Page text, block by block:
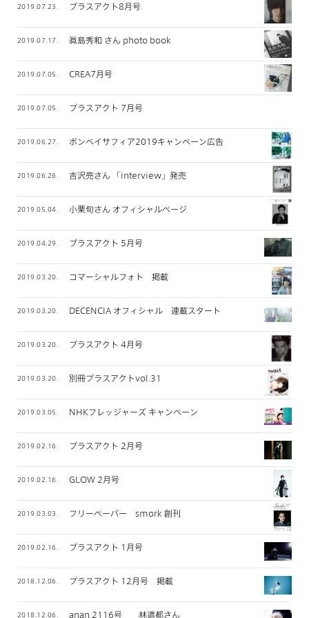
2019.07.23. プラスアクト8月号
2019.07.17. 眞島秀和 さん photo book
2019.07.05. CREA7月号
2019.07.05. プラスアクト 7月号
2019.06.27. ボンベイサフィア2019キャンペーン広告
2019.06.26. 吉沢亮さん 「interview」発売
2019.05.04. 小栗旬さん オフィシャルページ
2019.04.29. プラスアクト 5月号
2019.03.20. コマーシャルフォト 掲載
2019.03.20. DECENCIA オフィシャル 連載スタート
2019.03.20. プラスアクト 4月号
2019.03.20. 別冊プラスアクトvol.31
2019.03.05. NHKフレッジャーズ キャンペーン
2019.02.16. プラスアクト 2月号
2019.02.16. GLOW 2月号
2019.03.03. フリーペーパー smork 創刊
2019.02.16. プラスアクト 1月号
2018.12.06. プラスアクト 12月号 掲載
2018.12.06. anan 2116号 林遣都さん